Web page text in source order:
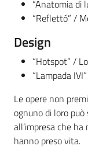
“Anatomia di
“Reflettó” /
Design
“Hotspot” /
“Lampada
Le opere non
ognuno di loro
all’impresa che ha
hanno preso vita.